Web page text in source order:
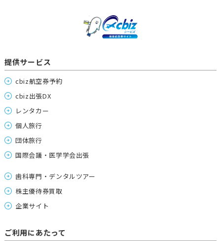
提供サービス
cbiz航空券予約
cbiz出張DX
レンタカー
個人旅行
団体旅行
国際会議・医学学会出張
歯科専門・デンタルツアー
株主優待券買取
企業サイト
ご利用にあたって